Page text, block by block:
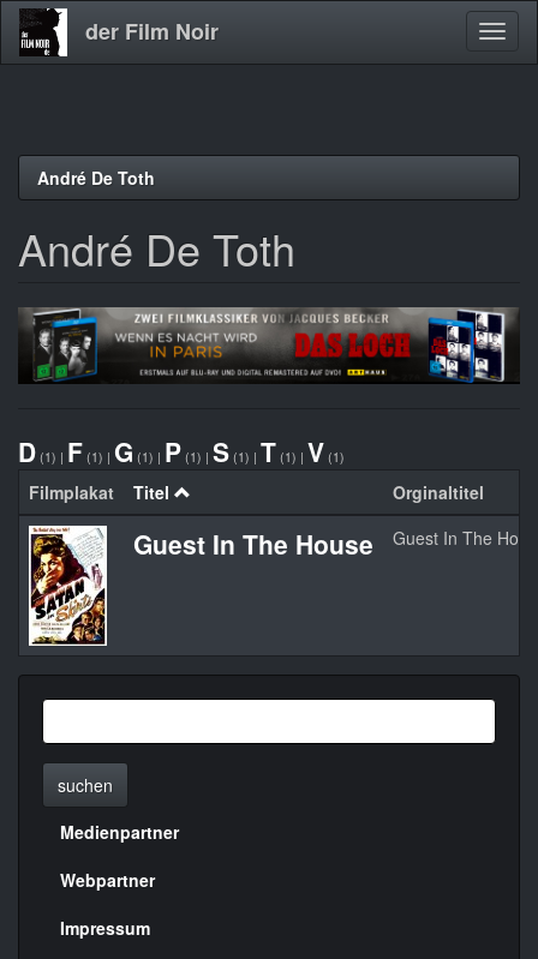
Direkt
der Film Noir
André De Toth
André De Toth
D (1) | F (1) | G (1) | P (1) | S (1) | T (1) | V (1)
Filmplakat Titel Orginaltitel
Guest In The House Guest In The
suchen
Menülinks
rechte
Seite
Medienpartner
Webpartner
Impressum